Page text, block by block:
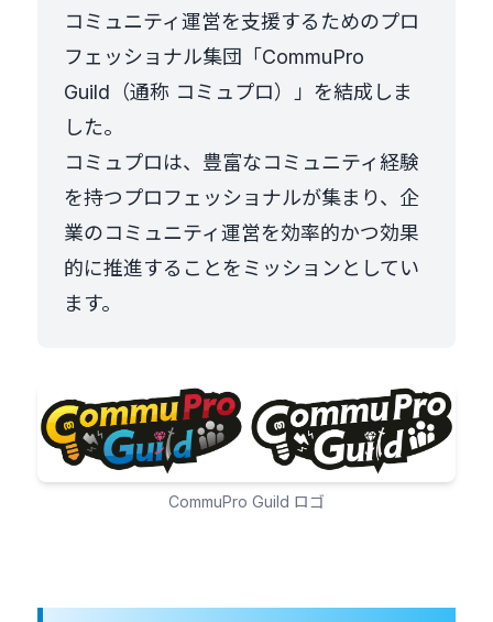
コミュニティ運営を支援するためのプロ
フェッショナル集団「CommuPro
Guild（通称 コミュプロ）」を結成しま
した。
コミュプロは、豊富なコミュニティ経験
を持つプロフェッショナルが集まり、企
業のコミュニティ運営を効率的かつ効果
的に推進することをミッションとしてい
ます。
CommuPro Guild ロゴ